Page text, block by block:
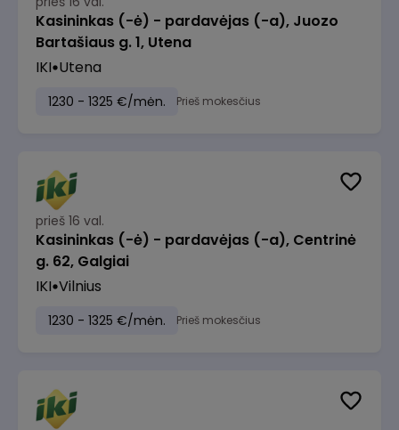
Kasininkas (-ė) - pardavėjas (-a), Juozo
Bartašiaus g. 1, Utena
IKI Utena
1230 - 1325 €/mėn. Prieš mokesčius
prieš 16 val.
Kasininkas (-ė) - pardavėjas (-a), Centrinė
g. 62, Galgiai
IKI Vilnius
1230 - 1325 €/mėn. Prieš mokesčius